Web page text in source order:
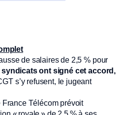
fenêtre)fenêtre)
(nouvelle fenêtre)
(nouvelle fenêtre)
de salaires de 2,5 % pour
ont signé cet accord,
s’y refusent, le jugeant
France Télécom prévoit